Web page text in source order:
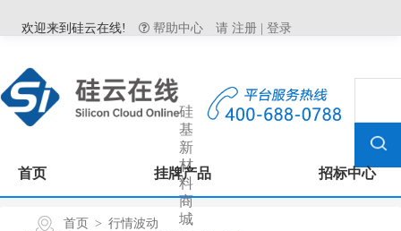
欢迎来到硅云在线! 帮助中心 请 注册 登录
硅
基
新
材
料
商
城
首页 挂牌产品 招标中心
首页
行情波动